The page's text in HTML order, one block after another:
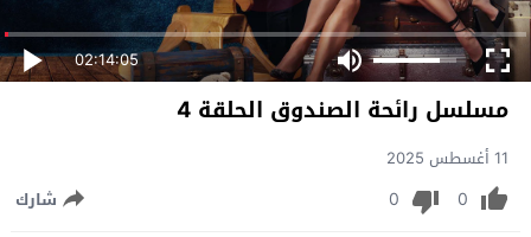
02:14:05
مسلسل رائحة الصندوق الحلقة 4
11 أغسطس 2025
0
0 شارك